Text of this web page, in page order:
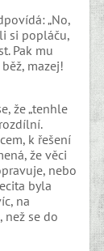
„No,
si popláču,
Pak mu
mazej!
že „tenhle
k řešení
že věci
nebo
byla
na
se do